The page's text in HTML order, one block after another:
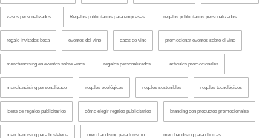
vasos personalizados Regalos publicitarios para empresas regalos publicitarios personalizados
regalo invitados boda eventos del vino catas de vino promocionar eventos sobre el vino
merchandising en eventos sobre vinos regalos personalizados artículos promocionales
merchandising personalizado regalos ecológicos regalos sostenibles regalos tecnológicos
ideas de regalos publicitarios cómo elegir regalos publicitarios branding con productos promocionales
merchandising para hostelería merchandising para turismo merchandising para clínicas